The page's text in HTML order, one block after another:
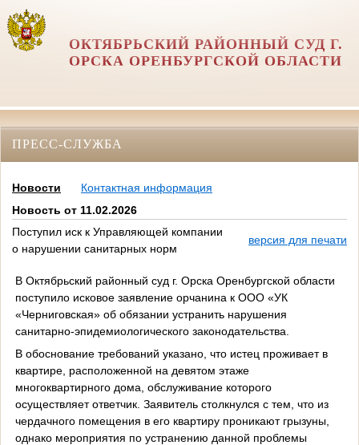
ОКТЯБРЬСКИЙ РАЙОННЫЙ СУД Г.
ОРСКА ОРЕНБУРГСКОЙ ОБЛАСТИ
ПРЕСС-СЛУЖБА
Новости
Контактная информация
Новость от 11.02.2026
Поступил иск к Управляющей компании
о нарушении санитарных норм
версия для печати
В Октябрьский районный суд г. Орска Оренбургской области
поступило исковое заявление орчанина к ООО «УК
«Черниговская» об обязании устранить нарушения
санитарно-эпидемиологического законодательства.
В обоснование требований указано, что истец проживает в
квартире, расположенной на девятом этаже
многоквартирного дома, обслуживание которого
осуществляет ответчик. Заявитель столкнулся с тем, что из
чердачного помещения в его квартиру проникают грызуны,
однако мероприятия по устранению данной проблемы